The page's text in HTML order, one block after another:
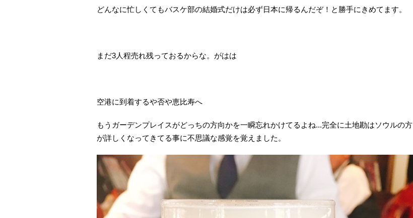
どんなに忙しくてもバスケ部の結婚式だけは必ず日本に帰るんだぞ！と勝手にきめてます。
まだ3人程売れ残っておるからな。がはは
空港に到着するや否や恵比寿へ
もうガーデンプレイスがどっちの方向かを一瞬忘れかけてるよね...完全に土地勘はソウルの方
が詳しくなってきてる事に不思議な感覚を覚えました。